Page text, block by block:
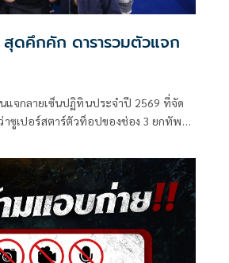
ดคึกคัก ดารารวมตัวแจก
แจกลายเซ็นปฏิทินประจำปี 2569 ที่จัด
าซูเปอร์สตาร์ตัวท็อปของช่อง 3 ยกทัพ
มด้วยทีมนักแสดงสุดปัง อาทิ แต้ว ณฐพร,
น์, จีน่า ญีนา, ไอซ์ ภาณุวัฒน์, ไมกี้
และ อู๋ กิตติภณ รวมพลังสร้างรอยยิ้ม
ยเซ็นสุดเอ็กซ์คลูซีฟให้แฟน ๆ ที่มารอตั้งแต่
อง 3 อาคารมาลีนนท์แน่นขนัดทุกตารา